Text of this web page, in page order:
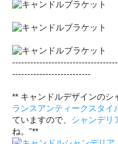
--------------------------
** キャンドルデザインのシ
ランスアンティークスタイ
ていますので、 シャンデリ
ね。”**